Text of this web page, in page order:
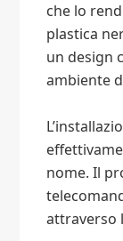
che lo
plastica
un design
ambiente
nome. Il
attraverso